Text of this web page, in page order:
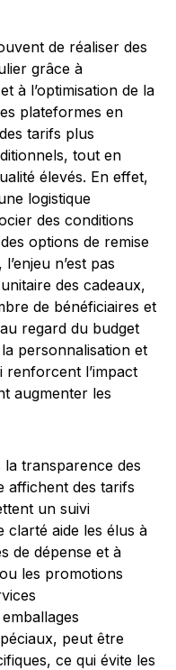
de réaliser des
grâce à
à l’optimisation de la
plateformes en
tarifs plus
tout en
élevés. En effet,
logistique
des conditions
options de remise
n’est pas
des cadeaux,
de bénéficiaires et
regard du budget
personnalisation et
renforcent l’impact
augmenter les
transparence des
affichent des tarifs
un suivi
clarté aide les élus à
de dépense et à
les promotions
peut être
ce qui évite les